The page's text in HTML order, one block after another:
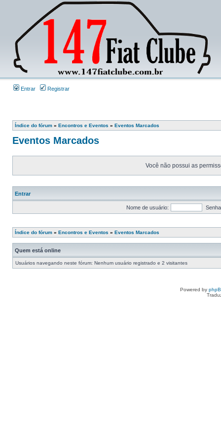
Entrar Registrar
Índice do fórum » Encontros e Eventos » Eventos Marcados
Eventos Marcados
Você não possui as
Entrar
Nome de usuário:
Índice do fórum » Encontros e Eventos » Eventos Marcados
Quem está online
Usuários navegando neste fórum: Nenhum usuário registrado e 2 visitantes
Powered by